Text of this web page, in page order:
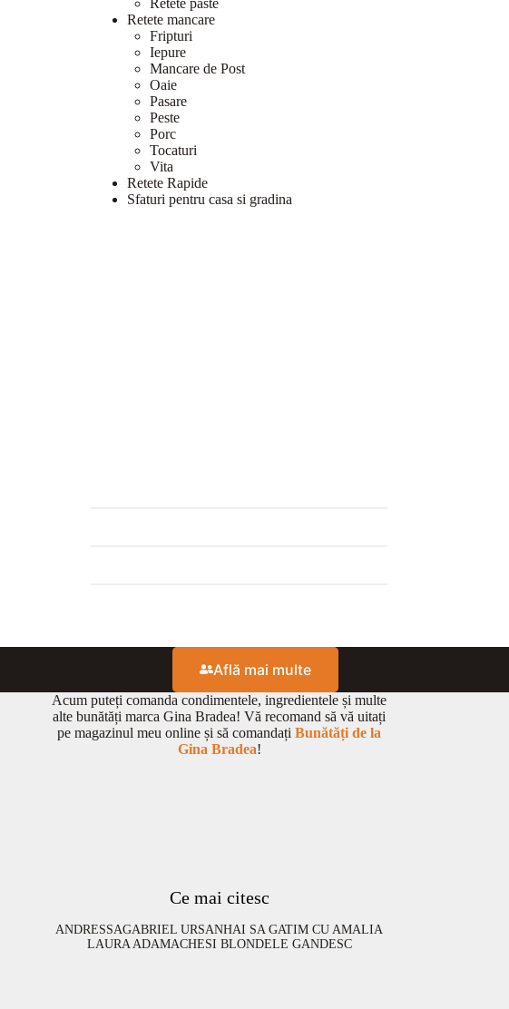
Retete mancare
Fripturi
Iepure
Mancare de Post
Oaie
Pasare
Peste
Porc
Tocaturi
Vita
Retete Rapide
Sfaturi pentru casa si gradina
Află mai multe
Acum puteți comanda condimentele, ingredientele și multe
alte bunătăți marca Gina Bradea! Vă recomand să vă uitați
pe magazinul meu online și să comandațiBunătăți de la
Gina Bradea!
Ce mai citesc
ANDRESSAGABRIEL URSANHAI SA GATIM CU AMALIA
LAURA ADAMACHESI BLONDELE GANDESC